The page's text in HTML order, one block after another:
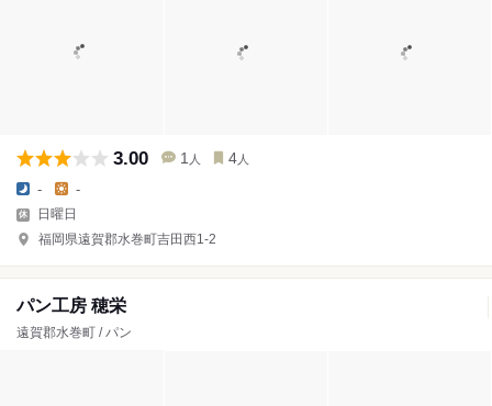
3.00 1 人 4 人
- -
日曜日
福岡県遠賀郡水巻町吉田西1-2
パン工房 穂栄
遠賀郡水巻町 / パン